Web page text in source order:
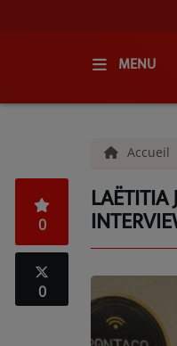
MENU
QUI SOMMES-NOUS ?
GRILLE DES PROGRAMMES
C'ÉTAIT QUOI CE TITRE ?
Accueil
LAËTITIA
0
0